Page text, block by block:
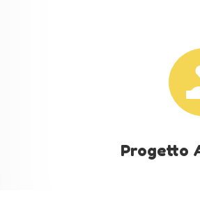
Progetto